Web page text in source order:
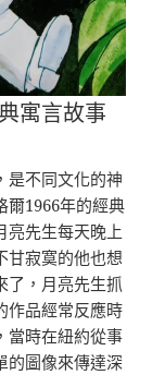
寓言故事
是不同文化的神
爾1966年的經典
亮先生每天晚上
甘寂寞的他也想
了，月亮先生抓
作品經常反應時
當時在紐約從事
的圖像來傳達深